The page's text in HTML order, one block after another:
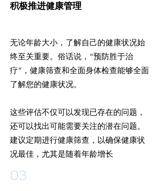
积极推进健康管理
无论年龄大小，了解自己的健康状况始
终至关重要。俗话说，“预防胜于治
疗”，健康筛查和全面身体检查能够全面
了解您的健康状况。
这些评估不仅可以发现已存在的问题，
还可以找出可能需要关注的潜在问题。
建议定期进行健康筛查，以确保健康状
况最佳，尤其是随着年龄增长
03